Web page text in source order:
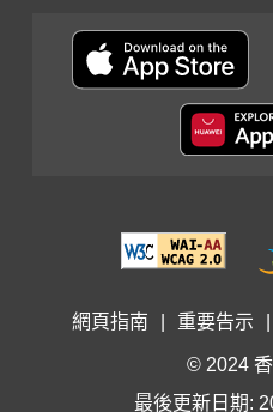
網頁指南 重要告示
© 2024
最後更新日期: